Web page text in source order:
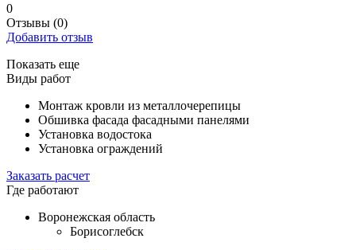
0
Отзывы (0)
Добавить отзыв
Показать еще
Виды работ
Монтаж кровли из металлочерепицы
Обшивка фасада фасадными панелями
Установка водостока
Установка ограждений
Заказать расчет
Где работают
Воронежская область
Борисоглебск